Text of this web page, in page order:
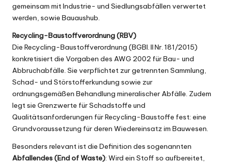
gemeinsam mit Industrie- und Siedlungsabfällen verwertet
werden, sowie Bauaushub.
Recycling-Baustoffverordnung (RBV)
Die Recycling-Baustoffverordnung (BGBl. II Nr. 181/2015)
konkretisiert die Vorgaben des AWG 2002 für Bau- und
Abbruchabfälle. Sie verpflichtet zur getrennten Sammlung,
Schad- und Störstofferkundung sowie zur
ordnungsgemäßen Behandlung mineralischer Abfälle. Zudem
legt sie Grenzwerte für Schadstoffe und
Qualitätsanforderungen für Recycling-Baustoffe fest: eine
Grundvoraussetzung für deren Wiedereinsatz im Bauwesen.
Besonders relevant ist die Definition des sogenannten
Abfallendes (End of Waste): Wird ein Stoff so aufbereitet,